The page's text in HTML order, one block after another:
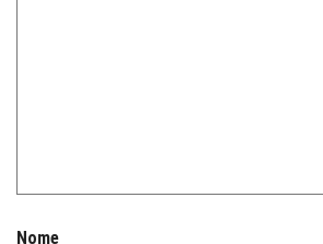
Nome